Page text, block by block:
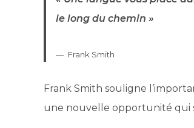
le long du chemin »
Frank Smith
Frank Smith souligne
une nouvelle opportunité qui